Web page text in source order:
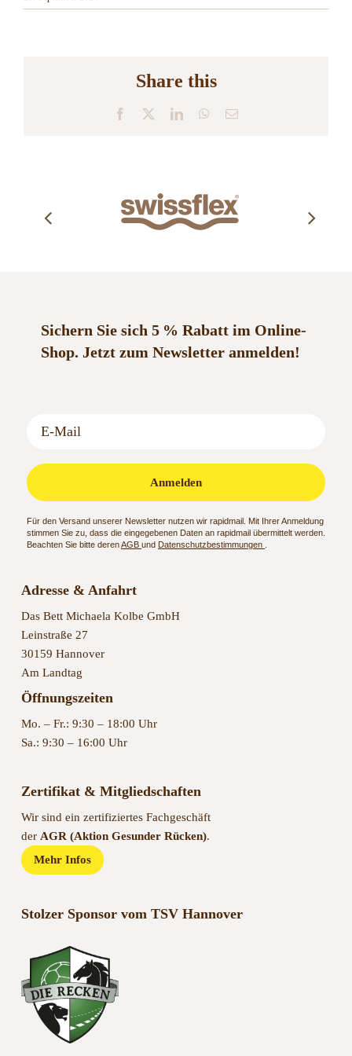
Share this
Facebook LinkedInWhatsApp
E-
Sichern Sie sich 5 % Rabatt im Online-
Shop. Jetzt zum Newsletter anmelden!
Anmelden
Für den Versand unserer Newsletter nutzen wir rapidmail. Mit Ihrer Anmeldung
stimmen Sie zu, dass die eingegebenen Daten an rapidmail übermittelt werden.
Beachten Sie bitte derenAGB und Datenschutzbestimmungen
Adresse & Anfahrt
Das Bett Michaela Kolbe GmbH
Leinstraße 27
30159 Hannover
Am Landtag
Öffnungszeiten
Mo. – Fr.: 9:30 – 18:00 Uhr
Sa.: 9:30 – 16:00 Uhr
Zertifikat & Mitgliedschaften
Wir sind ein zertifiziertes Fachgeschäft
der AGR (Aktion Gesunder Rücken).
Mehr Infos
Stolzer Sponsor vom TSV Hannover